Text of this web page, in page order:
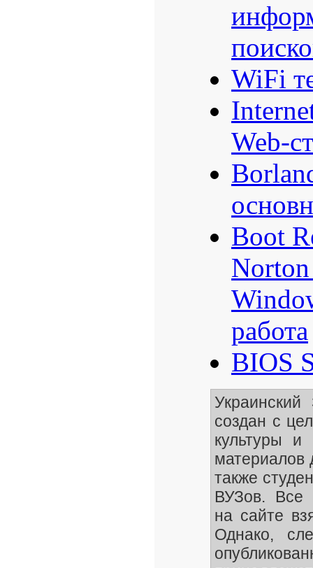
WiFi
Web-
Boot
работа
BIOS
создан с
культуры и
материалов
также
ВУЗов. Все
на сайте
Однако,